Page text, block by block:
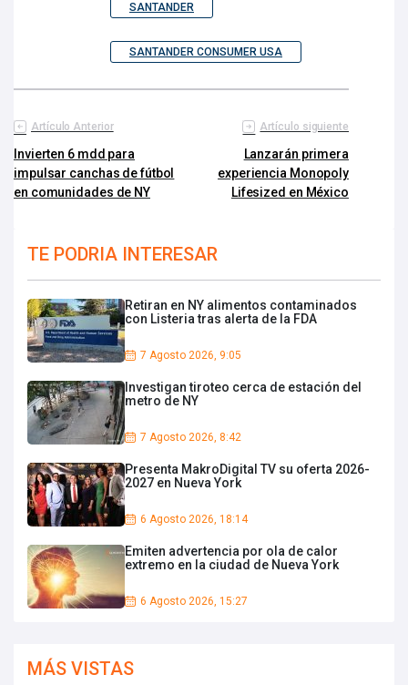
SANTANDER
SANTANDER CONSUMER USA
Artículo Anterior
Invierten 6 mdd para
impulsar canchas de fútbol
en comunidades de NY
Artículo siguiente
Lanzarán primera
experiencia Monopoly
Lifesized en México
TE PODRIA INTERESAR
Retiran en NY alimentos contaminados
con Listeria tras alerta de la FDA
7 Agosto 2026, 9:05
Investigan tiroteo cerca de estación del
metro de NY
7 Agosto 2026, 8:42
Presenta MakroDigital TV su oferta 2026-
2027 en Nueva York
6 Agosto 2026, 18:14
Emiten advertencia por ola de calor
extremo en la ciudad de Nueva York
6 Agosto 2026, 15:27
MÁS VISTAS